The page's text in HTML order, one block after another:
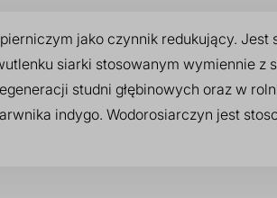
jako czynnik redukujący.
siarki stosowanym wymiennie
studni głębinowych oraz w
indygo. Wodorosiarczyn jest